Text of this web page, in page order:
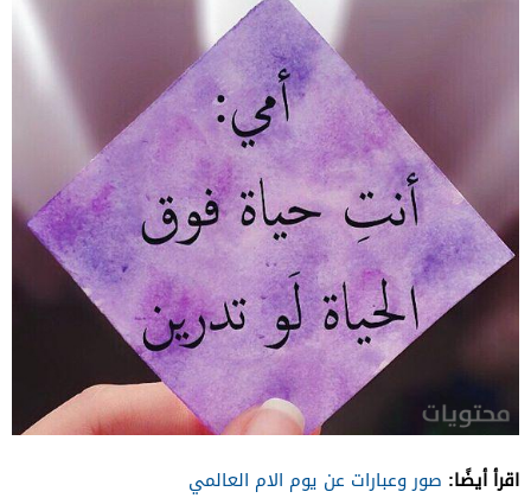
اقرأ أيضًا: صور وعبارات عن يوم الام العالمي